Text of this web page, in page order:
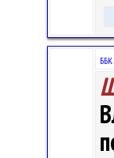
ББК